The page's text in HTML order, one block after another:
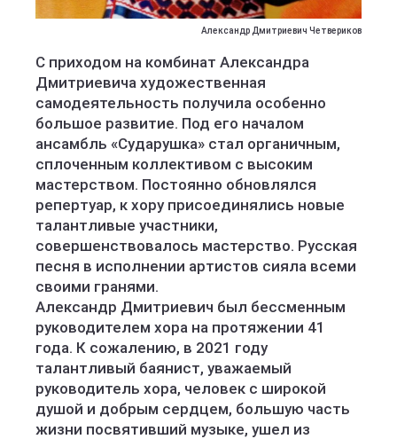
Александр Дмитриевич Четвериков
С приходом на комбинат Александра
Дмитриевича художественная
самодеятельность получила особенно
большое развитие. Под его началом
ансамбль «Сударушка» стал органичным,
сплоченным коллективом с высоким
мастерством. Постоянно обновлялся
репертуар, к хору присоединялись новые
талантливые участники,
совершенствовалось мастерство. Русская
песня в исполнении артистов сияла всеми
своими гранями.
Александр Дмитриевич был бессменным
руководителем хора на протяжении 41
года. К сожалению, в 2021 году
талантливый баянист, уважаемый
руководитель хора, человек с широкой
душой и добрым сердцем, большую часть
жизни посвятивший музыке, ушел из